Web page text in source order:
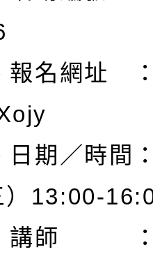
網址 ：
／時間：
）13:00-
師 ：